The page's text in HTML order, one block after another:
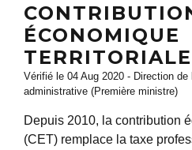
ÉCONOMIQUE
Vérifié le 04 Aug 2020 - Direction
administrative (Première ministre)
Depuis 2010, la contribution
(CET) remplace la taxe